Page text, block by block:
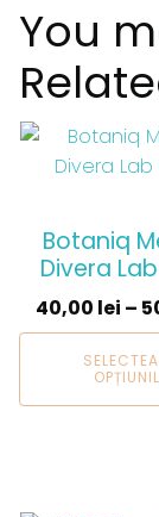
You
Botaniq
Divera
40,00 lei –
Acest
produs
multe
variații.
Opțiunile
pot
alese